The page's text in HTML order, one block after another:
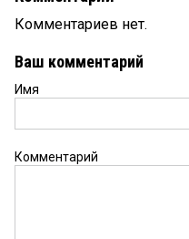
Комментариев нет.
Ваш комментарий
Имя
Комментарий